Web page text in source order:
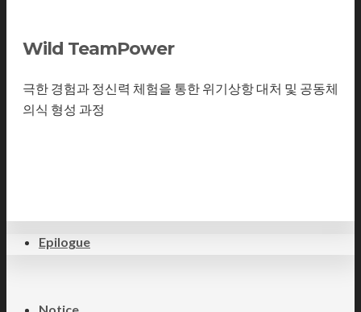
산악 훈련 과정
종주 과정
Epilogue
Wild TeamPower
극한 경험과 정신력 체험을 통한 위기상항 대처 및 공동체
의식 형성 과정